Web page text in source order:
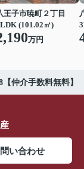
王子市暁町２丁目
(101.02㎡)
万円
仲介手数料無料】
い合わせ